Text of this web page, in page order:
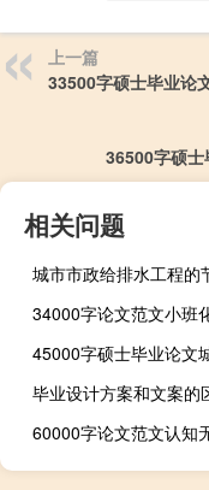
上一篇
33500字硕士毕业论
36500字硕士
相关问题
毕业设计方案和文案的